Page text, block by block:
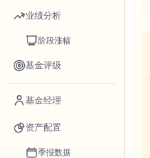
业绩分析
阶段涨幅
基金评级
基金经理
资产配置
季报数据